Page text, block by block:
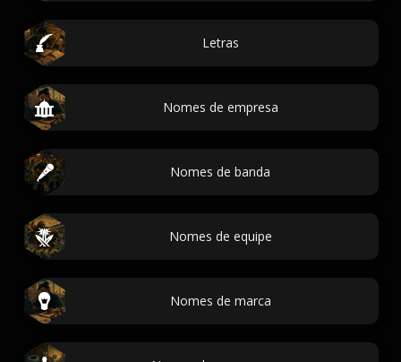
Letras
Nomes de empresa
Nomes de banda
Nomes de equipe
Nomes de marca